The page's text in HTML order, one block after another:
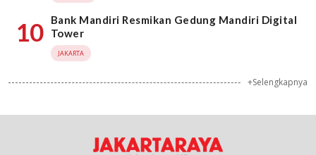
10
Bank Mandiri Resmikan Gedung Mandiri Digital
Tower
JAKARTA
+Selengkapnya